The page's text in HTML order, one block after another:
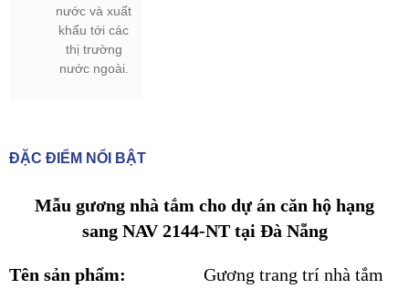
nước và xuất
khẩu tới các
thị trường
nước ngoài.
ĐẶC ĐIỂM NỔI BẬT
Mẫu gương nhà tắm cho dự án căn hộ hạng
sang NAV 2144-NT tại Đà Nẵng
Tên sản phẩm: Gương trang trí nhà tắm